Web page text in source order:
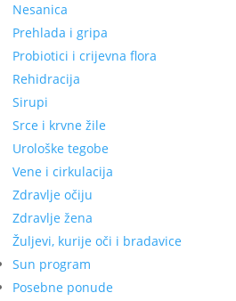
Nesanica
Prehlada i gripa
Probiotici i crijevna flora
Rehidracija
Sirupi
Srce i krvne žile
Urološke tegobe
Vene i cirkulacija
Zdravlje očiju
Zdravlje žena
Žuljevi, kurije oči i bradavice
Sun program
Posebne ponude